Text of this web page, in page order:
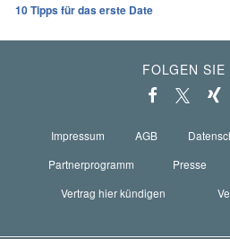
10 Tipps für das erste Date
FOLGEN SIE
Impressum AGB
Partnerprogramm
Presse
Vertrag hier kündigen